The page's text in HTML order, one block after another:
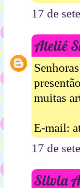
17 de
Ateliê
muitas
E-mail:
17 de
Silvia